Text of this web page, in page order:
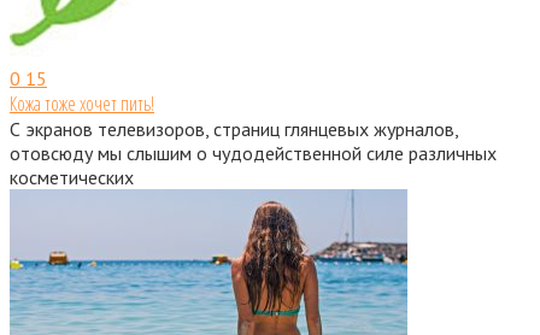
0 15
Кожа тоже хочет пить!
С экранов телевизоров, страниц глянцевых журналов,
отовсюду мы слышим о чудодейственной силе различных
косметических